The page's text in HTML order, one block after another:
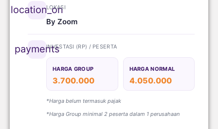
location_on
LOKASI
By Zoom
paymentsINVESTASI (RP) / PESERTA
HARGA GROUP
3.700.000
HARGA NORMAL
4.050.000
*Harga belum termasuk pajak
*Harga Group minimal 2 peserta dalam 1 perusahaan